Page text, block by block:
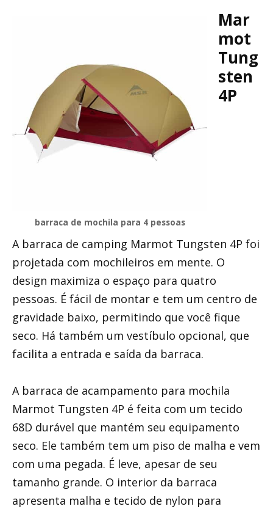
barraca de mochila para 4 pessoas
Mar
mot
Tung
sten
4P
A barraca de camping Marmot Tungsten 4P foi
projetada com mochileiros em mente. O
design maximiza o espaço para quatro
pessoas. É fácil de montar e tem um centro de
gravidade baixo, permitindo que você fique
seco. Há também um vestíbulo opcional, que
facilita a entrada e saída da barraca.
A barraca de acampamento para mochila
Marmot Tungsten 4P é feita com um tecido
68D durável que mantém seu equipamento
seco. Ele também tem um piso de malha e vem
com uma pegada. É leve, apesar de seu
tamanho grande. O interior da barraca
apresenta malha e tecido de nylon para